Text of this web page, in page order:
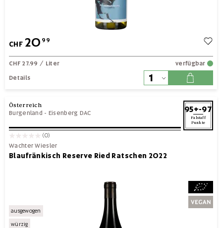
CHF 20 99
CHF 27.99 / Liter
verfügbar
Details
Österreich
Burgenland - Eisenberg DAC 95+-97
Falstaff
Punkte
(0)
Wachter Wiesler
Blaufränkisch Reserve Ried Ratschen 2022
ausgewogen
würzig